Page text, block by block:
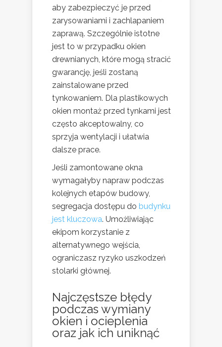
aby zabezpieczyć je przed
zarysowaniami i zachlapaniem
zaprawą. Szczególnie istotne
jest to w przypadku okien
drewnianych, które mogą stracić
gwarancję, jeśli zostaną
zainstalowane przed
tynkowaniem. Dla plastikowych
okien montaż przed tynkami jest
często akceptowalny, co
sprzyja wentylacji i ułatwia
dalsze prace.
Jeśli zamontowane okna
wymagałyby napraw podczas
kolejnych etapów budowy,
segregacja dostępu do budynku
jest kluczowa. Umożliwiając
ekipom korzystanie z
alternatywnego wejścia,
ograniczasz ryzyko uszkodzeń
stolarki głównej.
Najczęstsze błędy
podczas wymiany
okien i ocieplenia
oraz jak ich uniknąć